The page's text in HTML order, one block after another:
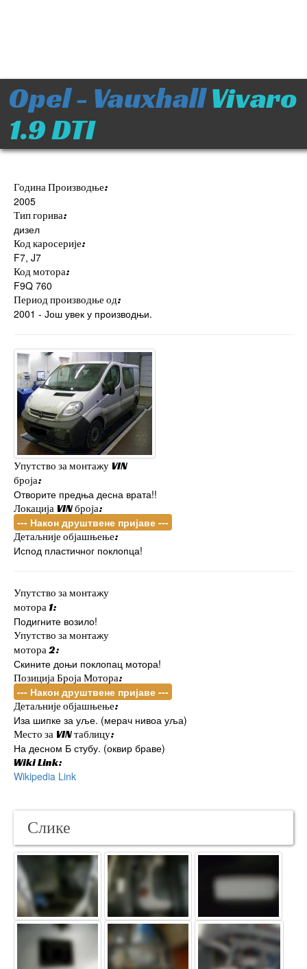
Opel - VauxhallVivaro
1.9 DTI
Година Производње:
2005
Тип горива:
дизел
Код каросерије:
F7, J7
Код мотора:
F9Q 760
Период производње од:
2001 - Још увек у производњи.
Упутство за монтажу VIN
броја:
Отворите предња десна врата!!
Локација VIN броја:
--- Након друштвене пријаве ---
Детаљније објашњење:
Испод пластичног поклопца!
Упутство за монтажу
мотора 1:
Подигните возило!
Упутство за монтажу
мотора 2:
Скините доњи поклопац мотора!
Позиција Броја Мотора:
--- Након друштвене пријаве ---
Детаљније објашњење:
Иза шипке за уље. (мерач нивоа уља)
Место за VIN таблицу:
На десном Б стубу. (оквир браве)
Wiki Link:
Wikipedia Link
Слике